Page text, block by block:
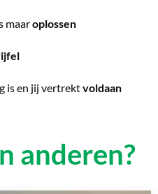
maaroplossen
is en jij vertrektvoldaan
anderen?